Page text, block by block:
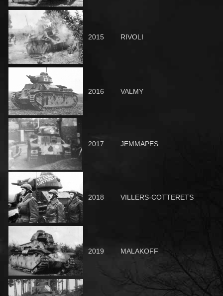
2015 RIVOLI
2016 VALMY
2017 JEMMAPES
2018 VILLERS-COTTERETS
2019 MALAKOFF